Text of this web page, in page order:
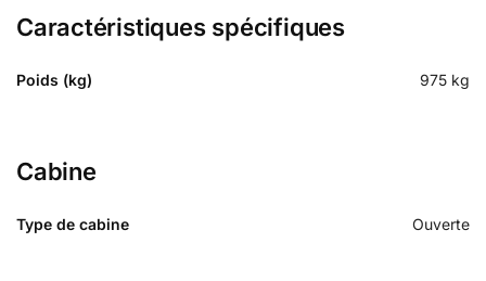
Caractéristiques spécifiques
Poids (kg) 975 kg
Cabine
Type de cabine Ouverte